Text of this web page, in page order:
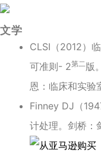
文学
CLSI（2012）
可准则- 2第二版
恩：临床和实验
Finney DJ（
计处理。剑桥：